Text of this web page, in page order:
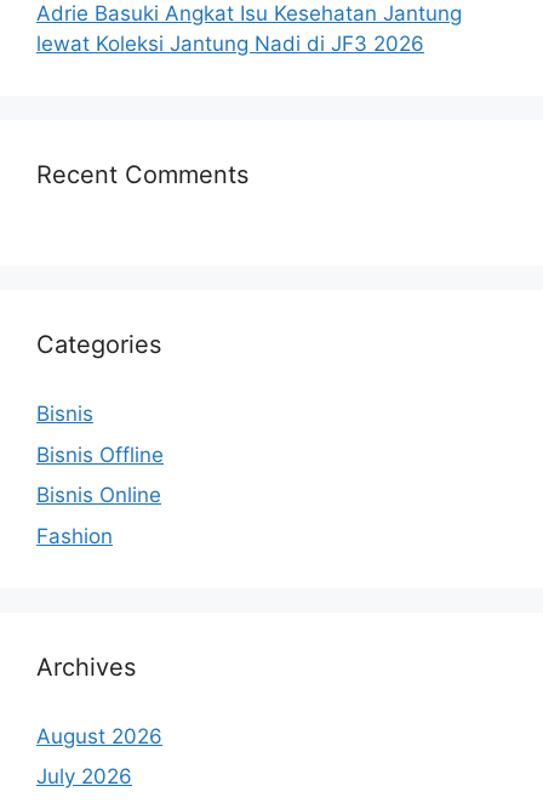
Adrie Basuki Angkat Isu Kesehatan Jantung
lewat Koleksi Jantung Nadi di JF3 2026
Recent Comments
Categories
Bisnis
Bisnis Offline
Bisnis Online
Fashion
Archives
August 2026
July 2026